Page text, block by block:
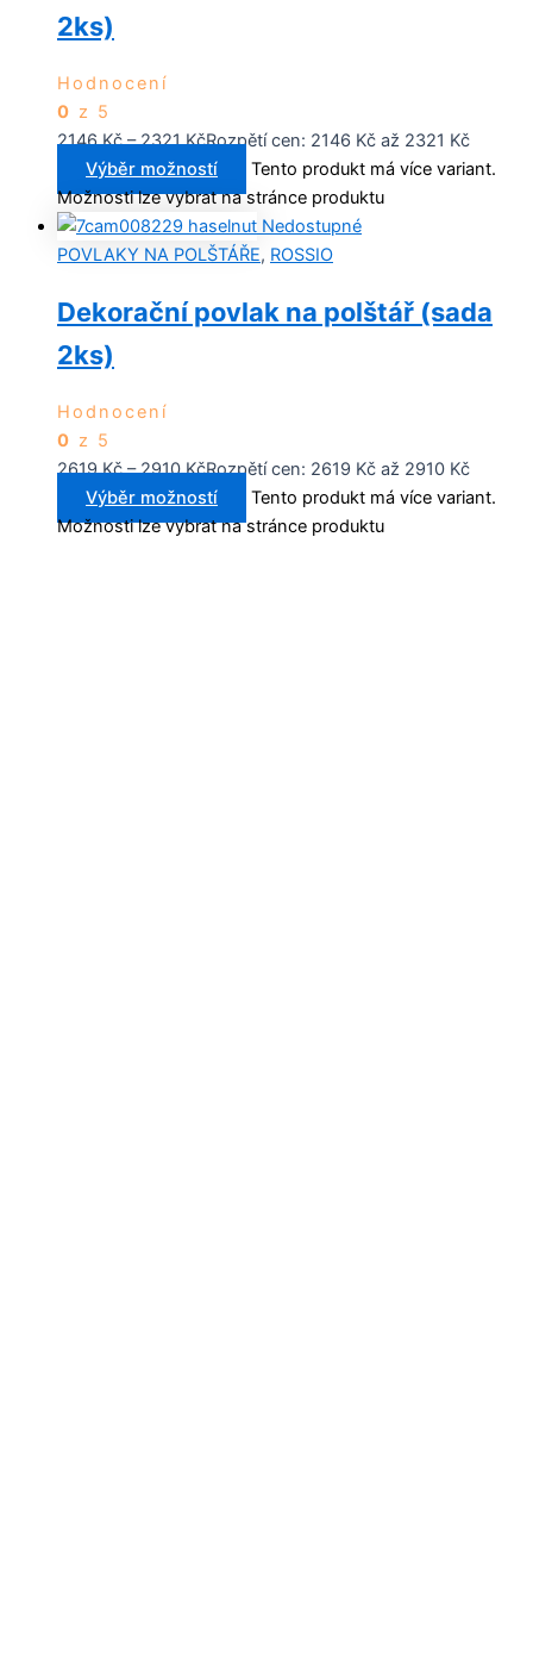
2ks)
Hodnocení
0 z 5
2146Kč – 2321KčRozpětí cen: 2146 Kč až 2321 Kč
Výběr možností
Tento produkt má více variant.
Možnosti lze vybrat na stránce produktu
Nedostupné
POVLAKY NA POLŠTÁŘE, ROSSIO
Dekorační povlak na polštář (sada
2ks)
Hodnocení
0 z 5
2619Kč – 2910KčRozpětí cen: 2619 Kč až 2910 Kč
Výběr možností
Tento produkt má více variant.
Možnosti lze vybrat na stránce produktu